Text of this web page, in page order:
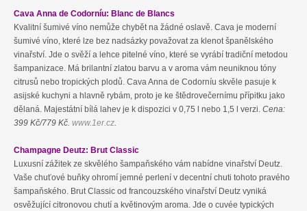
Cava Anna de Codorníu: Blanc de Blancs
Kvalitní šumivé víno nemůže chybět na žádné oslavě. Cava je moderní
šumivé víno, které lze bez nadsázky považovat za klenot španělského
vinařství. Jde o svěží a lehce pitelné víno, které se vyrábí tradiční metodou
šampanizace. Má brilantní zlatou barvu a v aroma vám neuniknou tóny
citrusů nebo tropických plodů. Cava Anna de Codorníu skvěle pasuje k
asijské kuchyni a hlavně rybám, proto je ke štědrovečernímu přípitku jako
dělaná. Majestátní bílá lahev je k dispozici v 0,75 l nebo 1,5 l verzi. Cena:
399 Kč/779 Kč www.1er.cz
Champagne Deutz: Brut Classic
Luxusní zážitek ze skvělého šampaňského vám nabídne vinařství Deutz.
Vaše chuťové buňky ohromí jemné perlení v decentní chuti tohoto pravého
šampaňského. Brut Classic od francouzského vinařství Deutz vyniká
osvěžující citronovou chutí a květinovým aroma. Jde o cuvée typických